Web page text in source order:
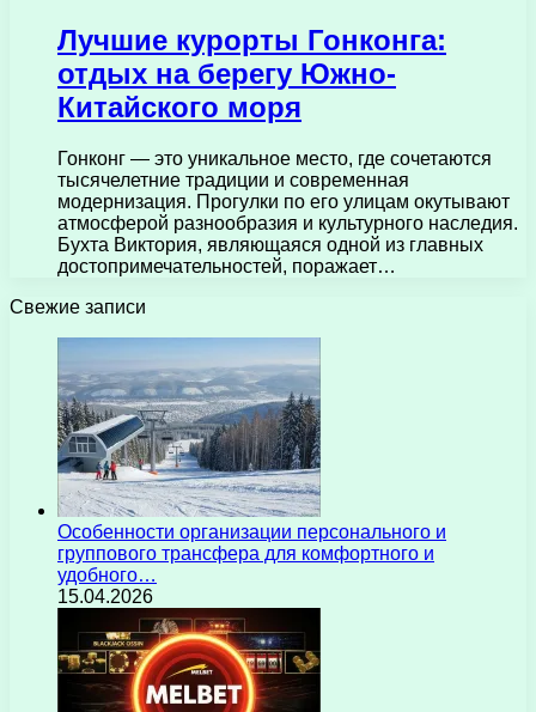
Лучшие курорты Гонконга:
отдых на берегу Южно-
Китайского моря
Гонконг — это уникальное место, где сочетаются
тысячелетние традиции и современная
модернизация. Прогулки по его улицам окутывают
атмосферой разнообразия и культурного наследия.
Бухта Виктория, являющаяся одной из главных
достопримечательностей, поражает…
Свежие записи
Особенности организации персонального и
группового трансфера для комфортного и
удобного…
15.04.2026